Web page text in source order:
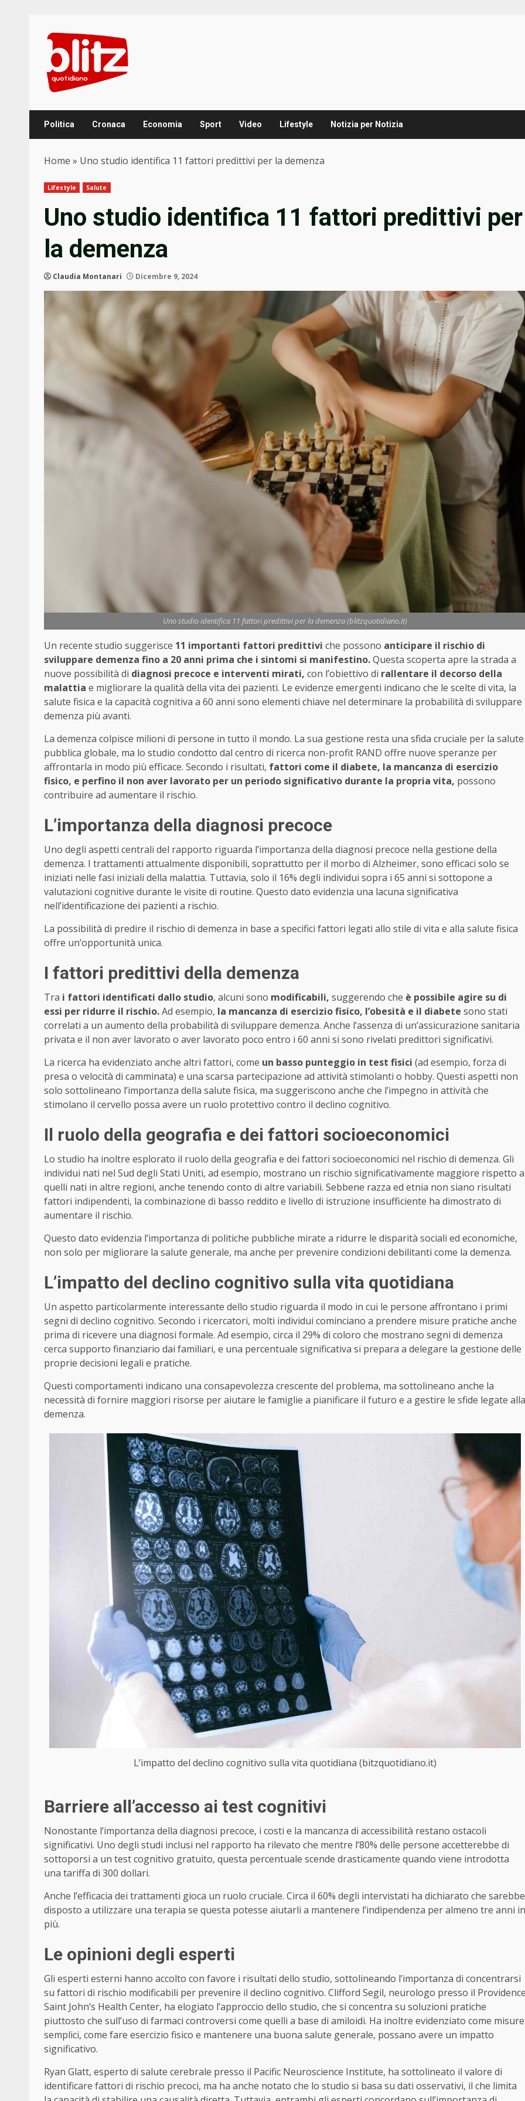
content
Politica Cronaca Economia Sport Video Lifestyle Notizia per Notizia
Home » Uno studio identifica 11 fattori predittivi per la demenza
Lifestyle Salute
Uno studio identifica 11 fattori predittivi per
la demenza
Claudia Montanari Dicembre 9, 2024
Uno studio identifica 11 fattori predittivi per la demenza (blitzquotidiano.it)
Un recente studio suggerisce 11 importanti fattori predittivi che possono anticipare il rischio di
sviluppare demenza fino a 20 anni prima che i sintomi si manifestino.Questa scoperta apre la strada a
nuove possibilità di diagnosi precoce e interventi mirati, con l’obiettivo di rallentare il decorso della
malattia e migliorare la qualità della vita dei pazienti. Le evidenze emergenti indicano che le scelte di vita, la
salute fisica e la capacità cognitiva a 60 anni sono elementi chiave nel determinare la probabilità di sviluppare
demenza più avanti.
La demenza colpisce milioni di persone in tutto il mondo. La sua gestione resta una sfida cruciale per la salute
pubblica globale, ma lo studio condotto dal centro di ricerca non-profit RAND offre nuove speranze per
affrontarla in modo più efficace. Secondo i risultati, fattori come il diabete, la mancanza di esercizio
fisico, e perfino il non aver lavorato per un periodo significativo durante la propria vita, possono
contribuire ad aumentare il rischio.
L’importanza della diagnosi precoce
Uno degli aspetti centrali del rapporto riguarda l’importanza della diagnosi precoce nella gestione della
demenza. I trattamenti attualmente disponibili, soprattutto per il morbo di Alzheimer, sono efficaci solo se
iniziati nelle fasi iniziali della malattia. Tuttavia, solo il 16% degli individui sopra i 65 anni si sottopone a
valutazioni cognitive durante le visite di routine. Questo dato evidenzia una lacuna significativa
nell’identificazione dei pazienti a rischio.
La possibilità di predire il rischio di demenza in base a specifici fattori legati allo stile di vita e alla salute fisica
offre un’opportunità unica.
I fattori predittivi della demenza
Tra i fattori identificati dallo studio, alcuni sono modificabili, suggerendo che è possibile agire su di
essi per ridurre il rischio.Ad esempio, la mancanza di esercizio fisico, l’obesità e il diabete sono stati
correlati a un aumento della probabilità di sviluppare demenza. Anche l’assenza di un’assicurazione sanitaria
privata e il non aver lavorato o aver lavorato poco entro i 60 anni si sono rivelati predittori significativi.
La ricerca ha evidenziato anche altri fattori, come un basso punteggio in test fisici (ad esempio, forza di
presa o velocità di camminata) e una scarsa partecipazione ad attività stimolanti o hobby. Questi aspetti non
solo sottolineano l’importanza della salute fisica, ma suggeriscono anche che l’impegno in attività che
stimolano il cervello possa avere un ruolo protettivo contro il declino cognitivo.
Il ruolo della geografia e dei fattori socioeconomici
Lo studio ha inoltre esplorato il ruolo della geografia e dei fattori socioeconomici nel rischio di demenza. Gli
individui nati nel Sud degli Stati Uniti, ad esempio, mostrano un rischio significativamente maggiore rispetto a
quelli nati in altre regioni, anche tenendo conto di altre variabili. Sebbene razza ed etnia non siano risultati
fattori indipendenti, la combinazione di basso reddito e livello di istruzione insufficiente ha dimostrato di
aumentare il rischio.
Questo dato evidenzia l’importanza di politiche pubbliche mirate a ridurre le disparità sociali ed economiche,
non solo per migliorare la salute generale, ma anche per prevenire condizioni debilitanti come la demenza.
L’impatto del declino cognitivo sulla vita quotidiana
Un aspetto particolarmente interessante dello studio riguarda il modo in cui le persone affrontano i primi
segni di declino cognitivo. Secondo i ricercatori, molti individui cominciano a prendere misure pratiche anche
prima di ricevere una diagnosi formale. Ad esempio, circa il 29% di coloro che mostrano segni di demenza
cerca supporto finanziario dai familiari, e una percentuale significativa si prepara a delegare la gestione delle
proprie decisioni legali e pratiche.
Questi comportamenti indicano una consapevolezza crescente del problema, ma sottolineano anche la
necessità di fornire maggiori risorse per aiutare le famiglie a pianificare il futuro e a gestire le sfide legate alla
demenza.
L’impatto del declino cognitivo sulla vita quotidiana (bitzquotidiano.it)
Barriere all’accesso ai test cognitivi
Nonostante l’importanza della diagnosi precoce, i costi e la mancanza di accessibilità restano ostacoli
significativi. Uno degli studi inclusi nel rapporto ha rilevato che mentre l’80% delle persone accetterebbe di
sottoporsi a un test cognitivo gratuito, questa percentuale scende drasticamente quando viene introdotta
una tariffa di 300 dollari.
Anche l’efficacia dei trattamenti gioca un ruolo cruciale. Circa il 60% degli intervistati ha dichiarato che sarebbe
disposto a utilizzare una terapia se questa potesse aiutarli a mantenere l’indipendenza per almeno tre anni in
più.
Le opinioni degli esperti
Gli esperti esterni hanno accolto con favore i risultati dello studio, sottolineando l’importanza di concentrarsi
su fattori di rischio modificabili per prevenire il declino cognitivo. Clifford Segil, neurologo presso il
Saint John’s Health Center, ha elogiato l’approccio dello studio, che si concentra su soluzioni pratiche
piuttosto che sull’uso di farmaci controversi come quelli a base di amiloidi. Ha inoltre evidenziato come misure
semplici, come fare esercizio fisico e mantenere una buona salute generale, possano avere un impatto
significativo.
Ryan Glatt, esperto di salute cerebrale presso il Pacific Neuroscience Institute, ha sottolineato il valore di
identificare fattori di rischio precoci, ma ha anche notato che lo studio si basa su dati osservativi, il che limita